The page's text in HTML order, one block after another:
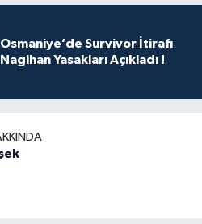
Osmaniye’de Survivor İtirafı
Nagihan Yasakları Açıkladı !